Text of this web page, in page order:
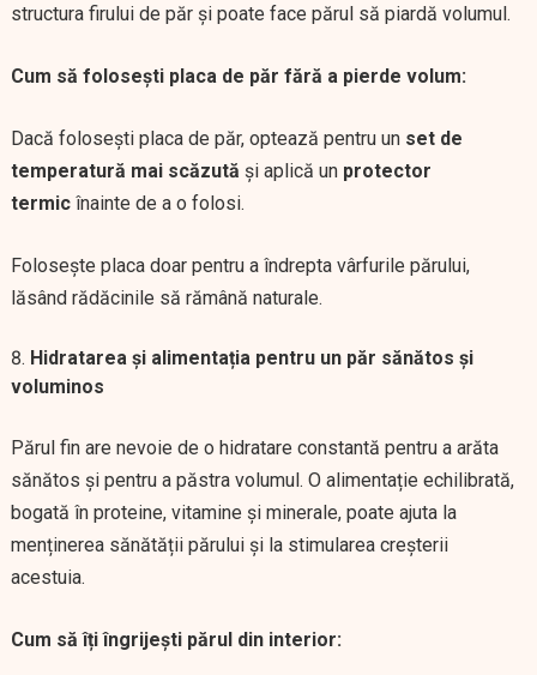
structura firului de păr și poate face părul să piardă volumul.
Cum să folosești placa de păr fără a pierde volum:
Dacă folosești placa de păr, optează pentru un set de
temperatură mai scăzută și aplică un protector
termicînainte de a o folosi.
Folosește placa doar pentru a îndrepta vârfurile părului,
lăsând rădăcinile să rămână naturale.
Hidratarea și alimentația pentru un păr sănătos și
voluminos
Părul fin are nevoie de o hidratare constantă pentru a arăta
sănătos și pentru a păstra volumul. O alimentație echilibrată,
bogată în proteine, vitamine și minerale, poate ajuta la
menținerea sănătății părului și la stimularea creșterii
acestuia.
Cum să îți îngrijești părul din interior: